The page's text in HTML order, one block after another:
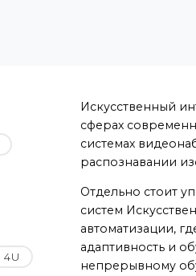
4U
Искусственный
сферах
системах
распознавании
Отдельно стоит
систем
автоматизации,
адаптивность и
непрерывному